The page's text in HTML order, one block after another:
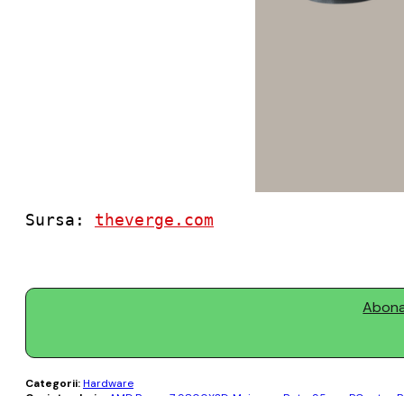
Sursa: theverge.com
Categorii:Hardware